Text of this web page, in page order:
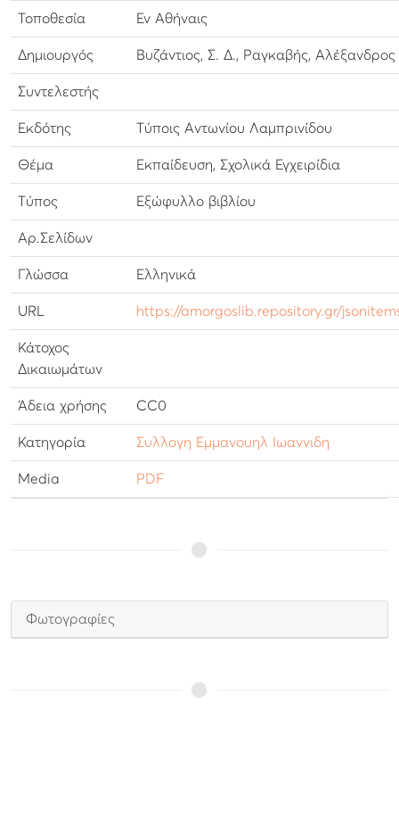
Τοποθεσία Εν Αθήναις
Δημιουργός Βυζάντιος, Σ. Δ., Ραγκαβής, Αλέξανδρος
Συντελεστής
Εκδότης Τύποις Αντωνίου Λαμπρινίδου
Θέμα Εκπαίδευση, Σχολικά Εγχειρίδια
Τύπος Εξώφυλλο βιβλίου
Αρ.Σελίδων
Γλώσσα Ελληνικά
URL https://amorgoslib.repository.gr/
Κάτοχος
Δικαιωμάτων
Άδεια χρήσης CC0
Κατηγορία Συλλογη Εμμανουηλ Ιωαννιδη
Media PDF
Φωτογραφίες